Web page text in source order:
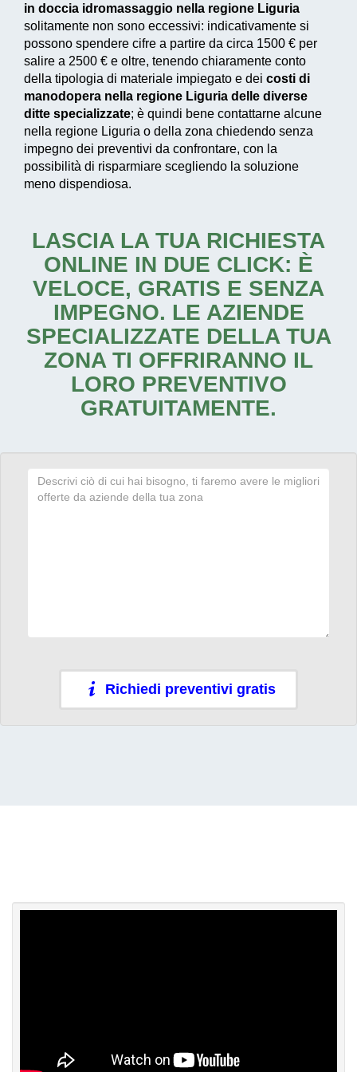
in doccia idromassaggio nella regione Liguria
solitamente non sono eccessivi: indicativamente si
possono spendere cifre a partire da circa 1500 € per
salire a 2500 € e oltre, tenendo chiaramente conto
della tipologia di materiale impiegato e dei costi di
manodopera nella regione Liguria delle diverse
ditte specializzate; è quindi bene contattarne alcune
nella regione Liguria o della zona chiedendo senza
impegno dei preventivi da confrontare, con la
possibilità di risparmiare scegliendo la soluzione
meno dispendiosa.
LASCIA LA TUA RICHIESTA
ONLINE IN DUE CLICK: È
VELOCE, GRATIS E SENZA
IMPEGNO. LE AZIENDE
SPECIALIZZATE DELLA TUA
ZONA TI OFFRIRANNO IL
LORO PREVENTIVO
GRATUITAMENTE.
Richiedi preventivi gratis